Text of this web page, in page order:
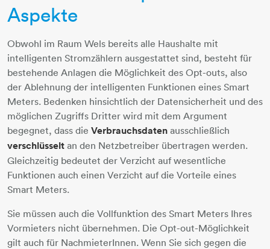
Aspekte
Obwohl im Raum Wels bereits alle Haushalte mit
intelligenten Stromzählern ausgestattet sind, besteht für
bestehende Anlagen die Möglichkeit des Opt-outs, also
der Ablehnung der intelligenten Funktionen eines Smart
Meters. Bedenken hinsichtlich der Datensicherheit und des
möglichen Zugriffs Dritter wird mit dem Argument
begegnet, dass die Verbrauchsdaten ausschließlich
verschlüsselt an den Netzbetreiber übertragen werden.
Gleichzeitig bedeutet der Verzicht auf wesentliche
Funktionen auch einen Verzicht auf die Vorteile eines
Smart Meters.
Sie müssen auch die Vollfunktion des Smart Meters Ihres
Vormieters nicht übernehmen. Die Opt-out-Möglichkeit
gilt auch für NachmieterInnen. Wenn Sie sich gegen die